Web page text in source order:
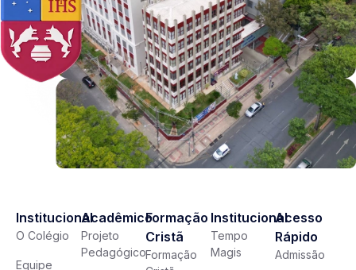
Institucional
O Colégio
Equipe
Acadêmico
Projeto
Pedagógico
Formação
Cristã
Formação
Institucional
Tempo
Magis
Acesso
Rápido
Admissão